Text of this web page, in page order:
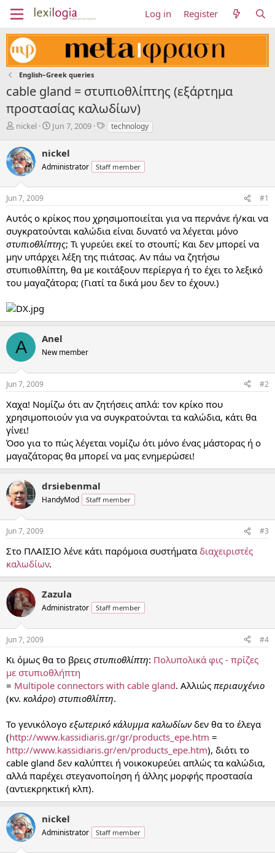
Log in Register
English–Greek queries
cable gland = στυπιοθλίπτης (εξάρτημα
προστασίας καλωδίων)
T
r
e
a
t
r
t
e
r
nickel
S
r
t
e
Jun 7, 2009
Ttechnology
nickel
Administrator Staff member
Jun 7, 2009 #1
Αυτός ο κρίκος που χρησιμοποιείται για να περνάνε ή/και να
συγκρατούνται καλώδια είναι δυνατό να λέγεται μόνο
στυπιοθλίπτης; Τι γυρεύει εκεί το στουπί; Και δεν μπορεί να
μην υπάρχει λέξη της πιάτσας. Αν πάω να ζητήσω
στυπιοθλίπτη, θα με κοιτάξουν περίεργα ή το έχει το λεξικό
του μαγαζάτορα; (Γιατί τα δικά μου δεν το έχουν.)
A Anel
New member
Jun 7, 2009 #2
Χαχα! Νομίζω ότι αν ζητήσεις απλά: τον κρίκο που
χρησιμοποιούν για να συγκρατούνται τα καλώδια, κάτι θα
γίνει!
Όσο για το πώς λέγεται νομίζω ότι μόνο ένας μάστορας ή ο
μαγαζάτορας θα μπορεί να μας ενημερώσει!
drsiebenmal
HandyMod Staff member
Jun 7, 2009 #3
Στο ΠΛΑΙΣΙΟ λένε κάτι παρόμοια συστήματα διαχειριστές
καλωδίων.
Zazula
Administrator Staff member
Jun 7, 2009 #4
Κι όμως θα το βρεις στυπιοθλίπτη: Πολυπολικά φις - πρίζες
με στυπιοθλήπτη
= Multipole connectors with cable gland. Αλλιώς περιαυχένιο
(κν. κολάρο) στυπιοθλίπτη.
Το γενικόλογο εξωτερικό κάλυμμα καλωδίωνδεν θα το έλεγα
(http://www.kassidiaris.gr/gr/products_epe.htm =
http://www.kassidiaris.gr/en/products_epe.htm), διότι το
cable gland δεν καλύπτει ή νοικοκυρεύει απλώς τα καλώδια,
αλλά παρέχει στεγανοποίηση ή άλλης μορφής προστασία
(αντιεκρηκτική κλπ).
nickel
Administrator Staff member